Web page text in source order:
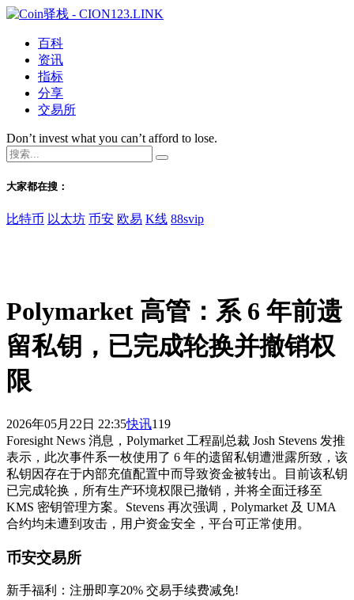
百科
资讯
指标
分享
交易所
Don’t invest what you can’t afford to lose.
大家都在搜：
比特币 以太坊 币安 欧易 K线 88svip
Polymarket 高管：系 6 年前遗
留私钥，已完成轮换并撤销权
限
2026年05月22日 22:35快讯119
Foresight News 消息，Polymarket 工程副总裁 Josh Stevens 发推
表示，此次事件系一枚使用了 6 年的遗留私钥遭泄露所致，该
私钥因存在于内部充值配置中而导致资金被转出。目前该私钥
已完成轮换，所有生产环境权限已撤销，并将全面迁移至
KMS 密钥管理方案。Stevens 再次强调，Polymarket 及 UMA
合约均未遭到攻击，用户资金安全，平台可正常使用。
币安交易所
新手福利： 注册即享20% 交易手续费减免!